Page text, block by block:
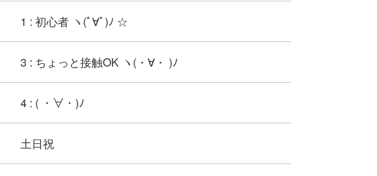
1 : 初心者 ヽ(ﾟ∀ﾟ)ﾉ ☆
3 : ちょっと接触OK ヽ(・∀・ )ﾉ
4 : ( ・∀・)ﾉ
土日祝